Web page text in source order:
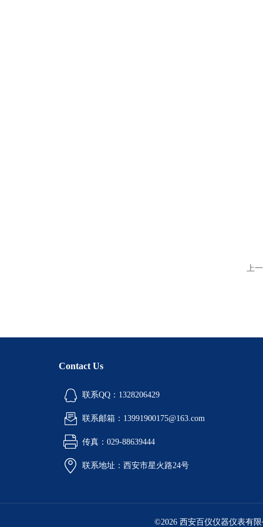
上
Contact Us
联系QQ：1328206429
联系邮箱：13991900175@163.com
传真：029-88639444
联系地址：西安市星火路24号
©2026 西安百仪仪器仪表有